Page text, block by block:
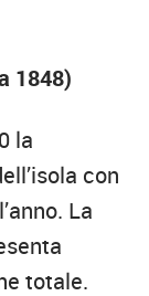
1848)
la
con
La
totale.